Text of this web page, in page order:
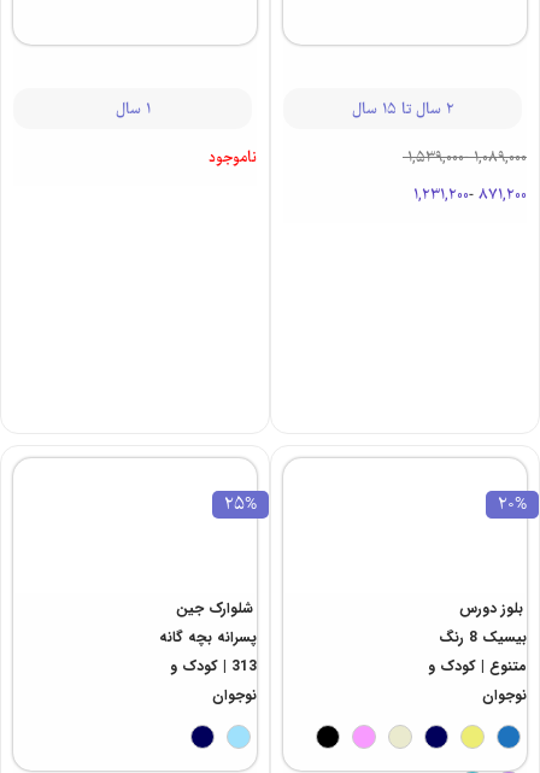
2 سال تا 15 سال
1,089,000
-
1,539,000
871,200
-
1,231,200
1 سال
ناموجود
20%
بلوز دورس
بیسیک 8 رنگ
متنوع | کودک و
نوجوان
25%
شلوارک جین
پسرانه بچه گانه
313 | کودک و
نوجوان